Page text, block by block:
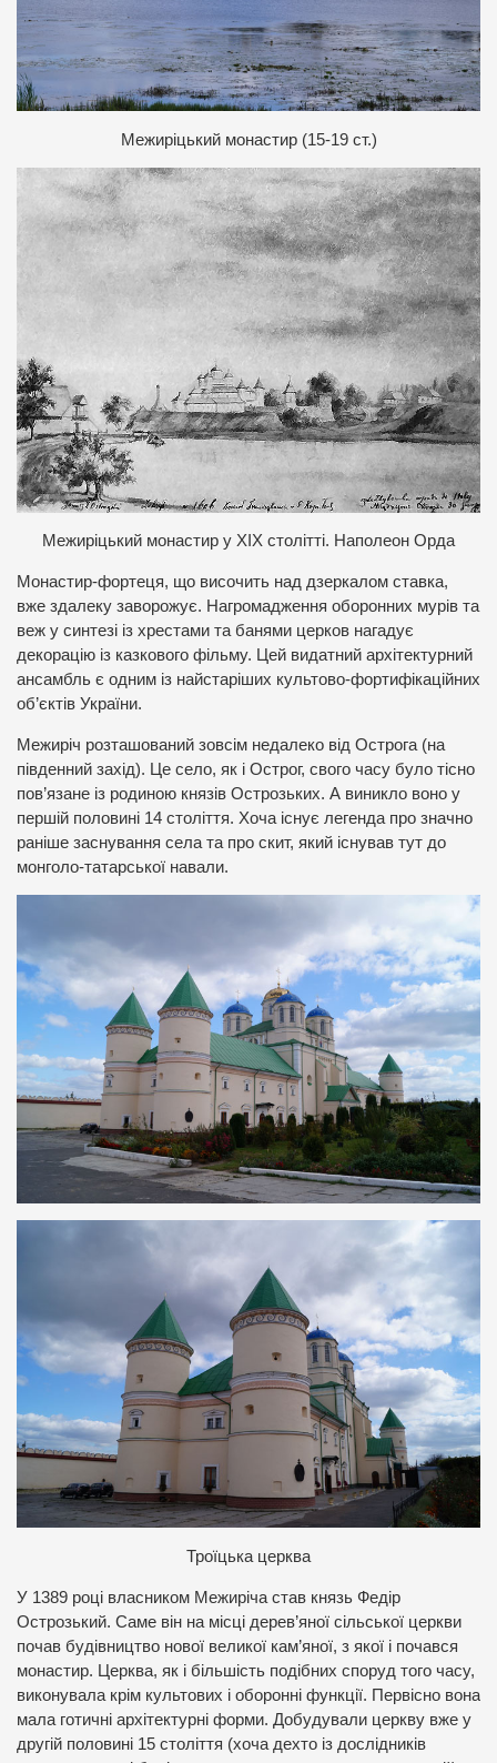
Межиріцький монастир (15-19 ст.)
Межиріцький монастир у ХІХ столітті. Наполеон Орда
Монастир-фортеця, що височить над дзеркалом ставка,
вже здалеку заворожує. Нагромадження оборонних мурів та
веж у синтезі із хрестами та банями церков нагадує
декорацію із казкового фільму. Цей видатний архітектурний
ансамбль є одним із найстаріших культово-фортифікаційних
об’єктів України.
Межиріч розташований зовсім недалеко від Острога (на
південний захід). Це село, як і Острог, свого часу було тісно
пов’язане із родиною князів Острозьких. А виникло воно у
першій половині 14 століття. Хоча існує легенда про значно
раніше заснування села та про скит, який існував тут до
монголо-татарської навали.
Троїцька церква
У 1389 році власником Межиріча став князь Федір
Острозький. Саме він на місці дерев’яної сільської церкви
почав будівництво нової великої кам’яної, з якої і почався
монастир. Церква, як і більшість подібних споруд того часу,
виконувала крім культових і оборонні функції. Первісно вона
мала готичні архітектурні форми. Добудували церкву вже у
другій половині 15 століття (хоча дехто із дослідників